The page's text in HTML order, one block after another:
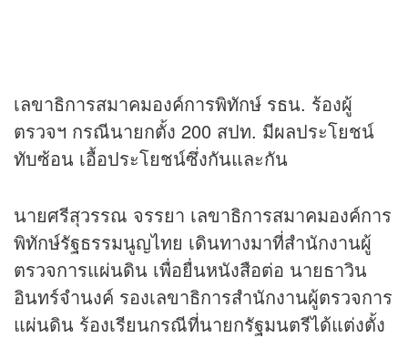
เลขาธิการสมาคมองค์การพิทักษ์ รธน. ร้องผู้
ตรวจฯ กรณีนายกตั้ง 200 สปท. มีผลประโยชน์
ทับซ้อน เอื้อประโยชน์ซึ่งกันและกัน
นายศรีสุวรรณ จรรยา เลขาธิการสมาคมองค์การ
พิทักษ์รัฐธรรมนูญไทย เดินทางมาที่สำนักงานผู้
ตรวจการแผ่นดิน เพื่อยื่นหนังสือต่อ นายธาวิน
อินทร์จำนงค์ รองเลขาธิการสำนักงานผู้ตรวจการ
แผ่นดิน ร้องเรียนกรณีที่นายกรัฐมนตรีได้แต่งตั้ง